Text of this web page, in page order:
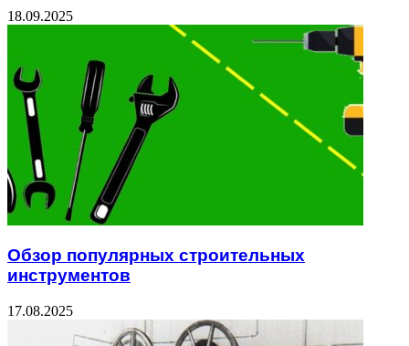
18.09.2025
Обзор популярных строительных
инструментов
17.08.2025